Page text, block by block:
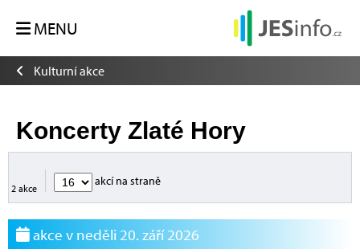
MENU
Kulturní akce
Koncerty Zlaté Hory
2 akce
akcí na straně
akce v neděli 20. září 2026